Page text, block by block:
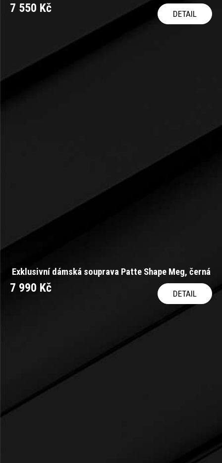
7 550 Kč DETAIL
Exklusivní dámská souprava Patte Shape Meg, černá
7 990 Kč DETAIL